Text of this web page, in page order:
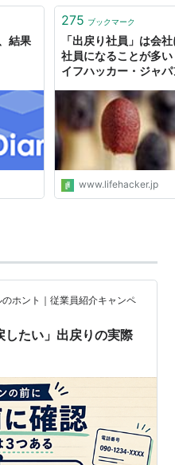
結果
275 ブックマーク
「出戻り社員」は会
社員になることが多
イフハッカー・ジャ
www.lifehacker.jp
ホント｜従業員紹介キャンペ
したい」出戻りの実際